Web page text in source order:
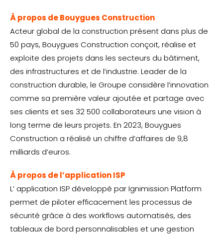
À propos de Bouygues Construction
Acteur global de la construction présent dans plus de
50 pays, Bouygues Construction conçoit, réalise et
exploite des projets dans les secteurs du bâtiment,
des infrastructures et de l’industrie. Leader de la
construction durable, le Groupe considère l’innovation
comme sa première valeur ajoutée et partage avec
ses clients et ses 32 500 collaborateurs une vision à
long terme de leurs projets. En 2023, Bouygues
Construction a réalisé un chiffre d’affaires de 9,8
milliards d’euros.
À propos de l’application ISP
L’ application ISP développé par Ignimission Platform
permet de piloter efficacement les processus de
sécurité grâce à des workflows automatisés, des
tableaux de bord personnalisables et une gestion